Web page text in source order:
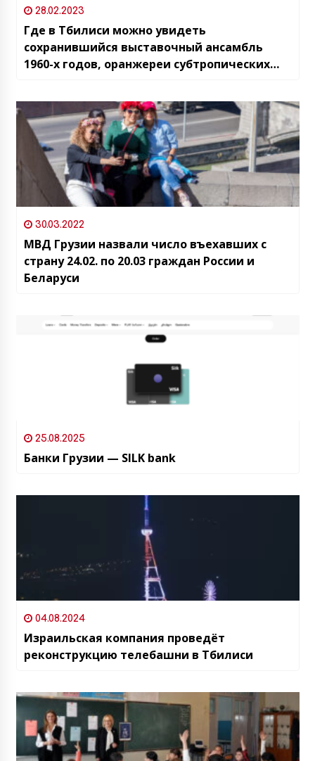
28.02.2023
Где в Тбилиси можно увидеть
сохранившийся выставочный ансамбль
1960-х годов, оранжереи субтропических
грузинские мозаики эпохи советского
модернизма?
30.03.2022
МВД Грузии назвали число въехавших с
страну 24.02. по 20.03 граждан России и
Беларуси
25.08.2025
Банки Грузии — SILK bank
04.08.2024
Израильская компания проведёт
реконструкцию телебашни в Тбилиси